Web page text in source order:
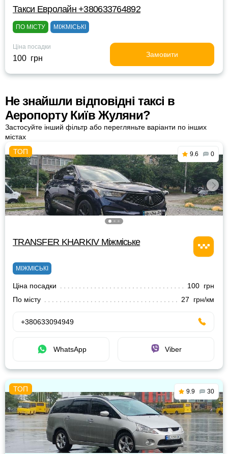
Такси Евролайн +380633764892
ПО МІСТУ МІЖМІСЬКІ
Ціна посадки
100 грн Замовити
Не знайшли відповідні таксі в
Аеропорту Київ Жуляни?
Застосуйте інший фільтр або перегляньте варіанти по інших
містах
9.6 0
TRANSFER KHARKIV Міжміське
МІЖМІСЬКІ
Ціна посадки
100 грн
По місту
27 грн/км
+380633094949
WhatsApp Viber
9.9 30